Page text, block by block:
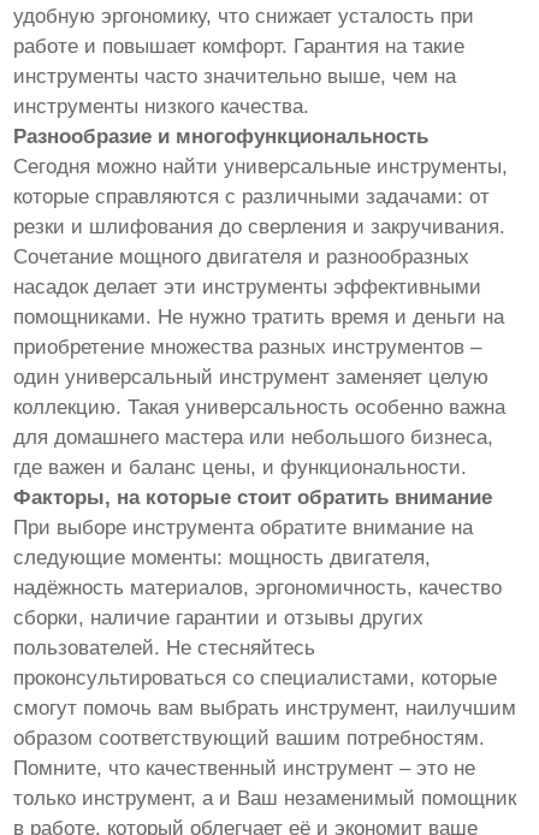
удобную эргономику, что снижает усталость при
работе и повышает комфорт. Гарантия на такие
инструменты часто значительно выше, чем на
инструменты низкого качества.
Разнообразие и многофункциональность
Сегодня можно найти универсальные инструменты,
которые справляются с различными задачами: от
резки и шлифования до сверления и закручивания.
Сочетание мощного двигателя и разнообразных
насадок делает эти инструменты эффективными
помощниками. Не нужно тратить время и деньги на
приобретение множества разных инструментов –
один универсальный инструмент заменяет целую
коллекцию. Такая универсальность особенно важна
для домашнего мастера или небольшого бизнеса,
где важен и баланс цены, и функциональности.
Факторы, на которые стоит обратить внимание
При выборе инструмента обратите внимание на
следующие моменты: мощность двигателя,
надёжность материалов, эргономичность, качество
сборки, наличие гарантии и отзывы других
пользователей. Не стесняйтесь
проконсультироваться со специалистами, которые
смогут помочь вам выбрать инструмент, наилучшим
образом соответствующий вашим потребностям.
Помните, что качественный инструмент – это не
только инструмент, а и Ваш незаменимый помощник
в работе, который облегчает её и экономит ваше